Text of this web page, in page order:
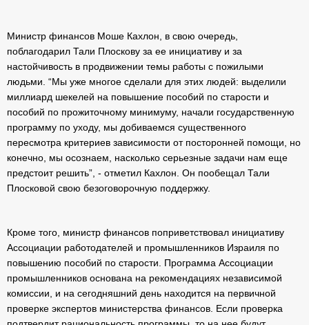
Министр финансов Моше Кахлон, в свою очередь,
поблагодарил Тали Плоскову за ее инициативу и за
настойчивость в продвижении темы работы с пожилыми
людьми. “Мы уже многое сделали для этих людей: выделили
миллиард шекелей на повышение пособий по старости и
пособий по прожиточному минимуму, начали государственную
программу по уходу, мы добиваемся существенного
пересмотра критериев зависимости от посторонней помощи, но
конечно, мы осознаем, насколько серьезные задачи нам еще
предстоит решить”, - отметил Кахлон. Он пообещал Тали
Плосковой свою безоговорочную поддержку.
Кроме того, министр финансов поприветствовал инициативу
Ассоциации работодателей и промышленников Израиля по
повышению пособий по старости. Программа Ассоциации
промышленников основана на рекомендациях независимой
комиссии, и на сегодняшний день находится на первичной
проверке экспертов министерства финансов. Если проверка